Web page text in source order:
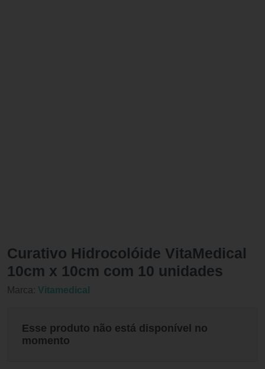
Curativo Hidrocolóide VitaMedical
10cm x 10cm com 10 unidades
Marca: Vitamedical
Esse produto não está disponível no
momento